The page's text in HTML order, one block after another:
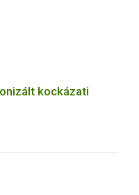
kockázati